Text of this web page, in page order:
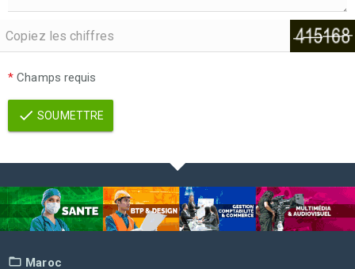
* Champs requis
SOUMETTRE
Maroc